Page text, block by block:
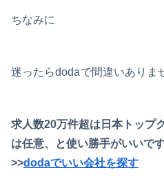
ちなみに
迷ったらdodaで間違いありま
求人数20万件超は日本トップ
は任意、と使い勝手がいいです
>>dodaでいい会社を探す